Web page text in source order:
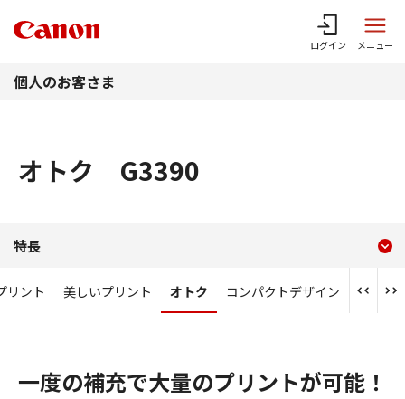
ログイン メニュー
個人のお客さま
オトク G3390
特長
リント 美しいプリント オトク コンパクトデザイン 便利な
一度の補充で大量のプリントが可能！